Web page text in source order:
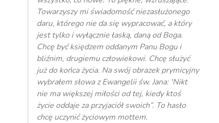
Towarzyszy mi świadomość niezasłużonego
daru, którego nie da się wypracować, a który
jest tylko i wyłącznie łaską, daną od Boga.
Chcę być księdzem oddanym Panu Bogu i
bliźnim, drugiemu człowiekowi. Chcę służyć
już do końca życia. Na swój obrazek prymicyjny
wybrałem słowa z Ewangelii św. Jana: 'Nikt
nie ma większej miłości od tej, kiedy ktoś
życie oddaje za przyjaciół swoich”. To hasło
chcę uczynić życiowym mottem.